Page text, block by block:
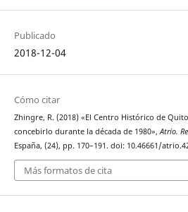
Publicado
2018-12-04
Cómo citar
Zhingre, R. (2018) «El Centro Histórico de
concebirlo durante la década de 1980»,Atrio.
España, (24), pp. 170–191. doi: 10.46661/
Más formatos de cita